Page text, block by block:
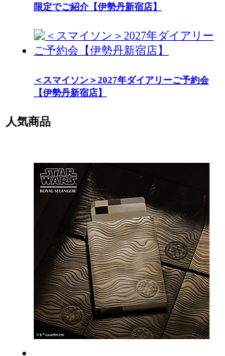
限定でご紹介【伊勢丹新宿店】
＜スマイソン＞2027年ダイアリーご予約会
【伊勢丹新宿店】
人気商品